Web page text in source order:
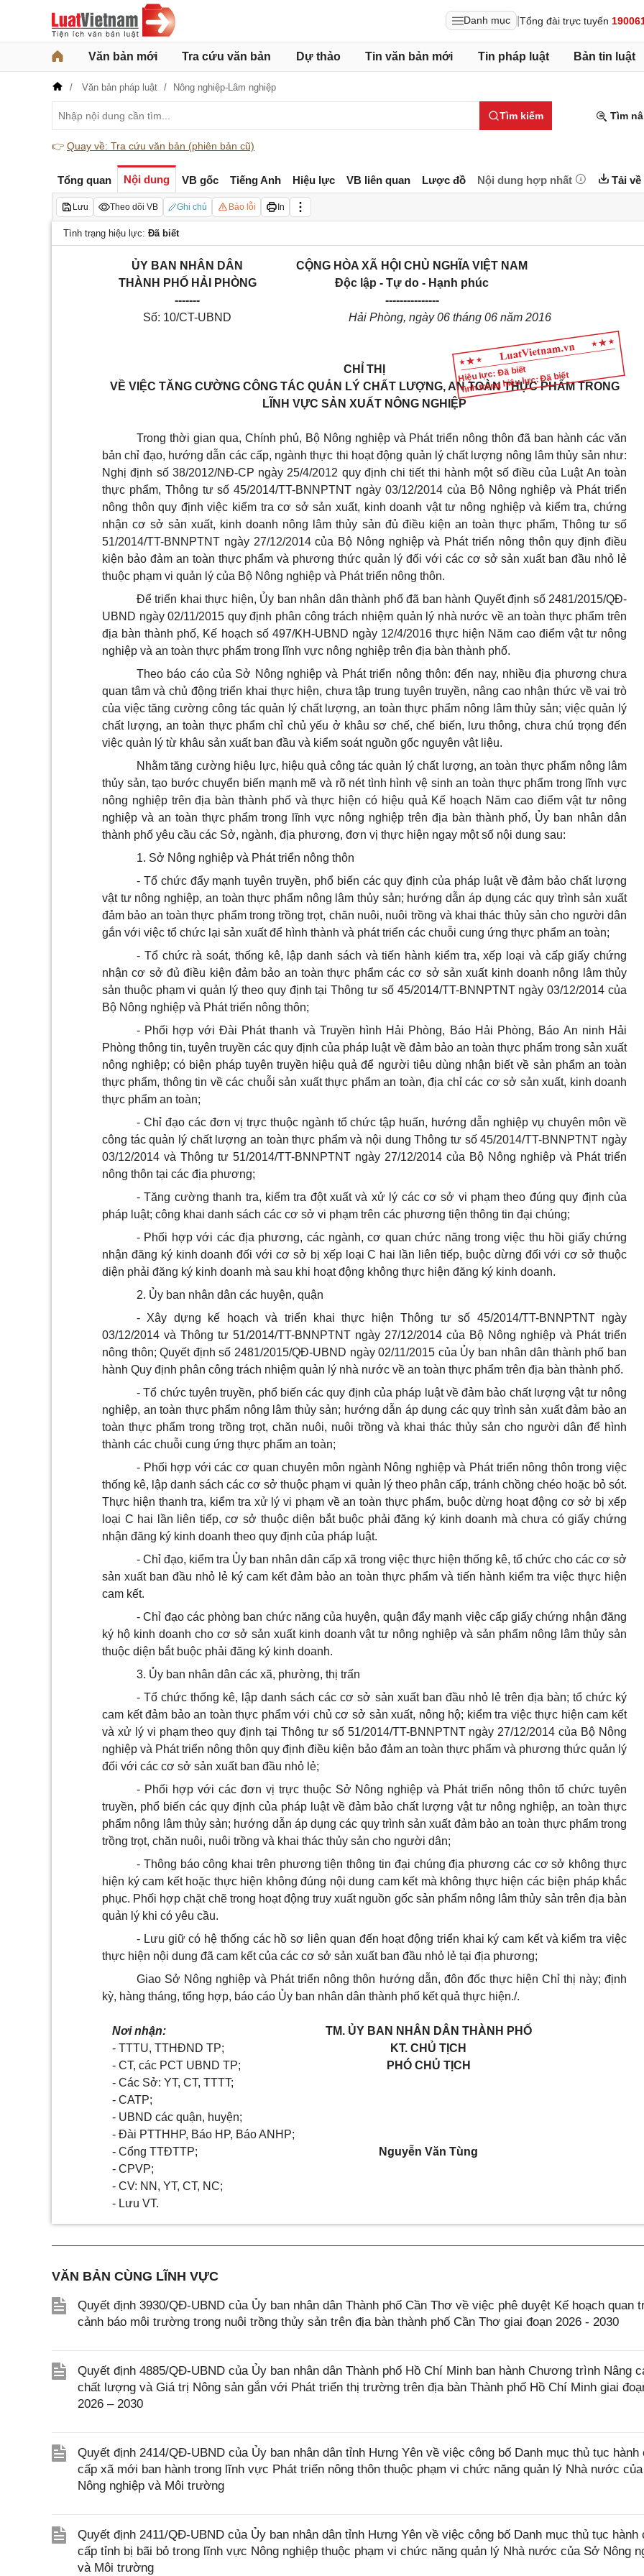
Danh mục Tổng đài trực tuyến
Văn bản mới Tra cứu văn bản Dự thảo Tin văn bản mới Tin pháp luật Bản tin luật
Văn bản pháp luật Nông nghiệp-Lâm nghiệp
Tìm kiếm Tìm
👉 Quay về: Tra cứu văn bản (phiên bản cũ)
Tổng quan Nội dung VB gốc Tiếng Anh Hiệu lực VB liên quan Lược đồ Nội dung hợp nhất Tải về
Lưu Theo dõi VB Ghi chú Báo lỗi In
Tình trạng hiệu lực: Đã biết
Hiệu lực: Đã biết
Tình trạng hiệu lực: Đã biết
ỦY BAN NHÂN DÂN
THÀNH PHỐ HẢI PHÒNG
-------
Số: 10/CT-UBND
CỘNG HÒA XÃ HỘI CHỦ NGHĨA VIỆT NAM
Độc lập - Tự do - Hạnh phúc
---------------
Hải Phòng, ngày06 tháng 06 năm 2016
CHỈ THỊ
VỀ VIỆC TĂNG CƯỜNG CÔNG TÁC QUẢN LÝ CHẤT LƯỢNG, AN TOÀN THỰC PHẨM TRONG
LĨNH VỰC SẢN XUẤT NÔNG NGHIỆP
Trong thời gian qua, Chính phủ, Bộ Nông nghiệp và Phát triển nông thôn đã ban hành các văn
bản chỉ đạo, hướng dẫn các cấp, ngành thực thi hoạt động quản lý chất lượng nông lâm thủy sản như:
Nghị định số 38/2012/NĐ-CP ngày 25/4/2012 quy định chi tiết thi hành một số điều của Luật An toàn
thực phẩm, Thông tư số 45/2014/TT-BNNPTNT ngày 03/12/2014 của Bộ Nông nghiệp và Phát triển
nông thôn quy định việc kiểm tra cơ sở sản xuất, kinh doanh vật tư nông nghiệp và kiểm tra, chứng
nhận cơ sở sản xuất, kinh doanh nông lâm thủy sản đủ điều kiện an toàn thực phẩm, Thông tư số
51/2014/TT-BNNPTNT ngày 27/12/2014 của Bộ Nông nghiệp và Phát triển nông thôn quy định điều
kiện bảo đảm an toàn thực phẩm và phương thức quản lý đối với các cơ sở sản xuất ban đầu nhỏ lẻ
thuộc phạm vi quản lý của Bộ Nông nghiệp và Phát triển nông thôn.
Để triển khai thực hiện, Ủy ban nhân dân thành phố đã ban hành Quyết định số 2481/2015/QĐ-
UBND ngày 02/11/2015 quy định phân công trách nhiệm quản lý nhà nước về an toàn thực phẩm trên
địa bàn thành phố, Kế hoạch số 497/KH-UBND ngày 12/4/2016 thực hiện Năm cao điểm vật tư nông
nghiệp và an toàn thực phẩm trong lĩnh vực nông nghiệp trên địa bàn thành phố.
Theo báo cáo của Sở Nông nghiệp và Phát triển nông thôn: đến nay, nhiều địa phương chưa
quan tâm và chủ động triển khai thực hiện, chưa tập trung tuyên truyền, nâng cao nhận thức về vai trò
của việc tăng cường công tác quản lý chất lượng, an toàn thực phẩm nông lâm thủy sản; việc quản lý
chất lượng, an toàn thực phẩm chỉ chủ yếu ở khâu sơ chế, chế biến, lưu thông, chưa chú trọng đến
việc quản lý từ khâu sản xuất ban đầu và kiểm soát nguồn gốc nguyên vật liệu.
Nhằm tăng cường hiệu lực, hiệu quả công tác quản lý chất lượng, an toàn thực phẩm nông lâm
thủy sản, tạo bước chuyển biến mạnh mẽ và rõ nét tình hình vệ sinh an toàn thực phẩm trong lĩnh vực
nông nghiệp trên địa bàn thành phốvà thực hiện có hiệu quả Kế hoạch Năm cao điểm vật tư nông
nghiệp và an toàn thực phẩm trong lĩnh vực nông nghiệp trên địa bàn thành phố, Ủy ban nhân dân
thành phố yêu cầu các Sở, ngành, địa phương, đơn vị thực hiện ngay một số nội dung sau:
1. Sở Nông nghiệp và Phát triển nông thôn
- Tổ chức đẩy mạnh tuyên truyền, phổ biến các quy định của pháp luật về đảm bảo chất lượng
vật tư nông nghiệp, an toàn thực phẩm nông lâm thủy sản; hướng dẫn áp dụng các quy trình sản xuất
đảm bảo an toàn thực phẩm trong trồng trọt, chăn nuôi, nuôi trồng và khai thác thủy sản cho người dân
gắn với việc tổ chức lại sản xuất để hình thành và phát triển các chuỗi cung ứng thực phẩm an toàn;
- Tổ chức rà soát, thống kê, lập danh sách và tiến hành kiểm tra, xếp loại và cấp giấy chứng
nhận cơ sở đủ điều kiện đảm bảo an toàn thực phẩm các cơ sở sản xuất kinh doanh nông lâm thủy
sản thuộc phạm vi quản lý theo quy định tại Thông tư số 45/2014/TT-BNNPTNT ngày 03/12/2014 của
Bộ Nông nghiệp và Phát triển nông thôn;
- Phối hợp với Đài Phát thanh và Truyền hình Hải Phòng, Báo Hải Phòng, Báo An ninh Hải
Phòng thông tin, tuyên truyền các quy định của pháp luật về đảm bảo an toàn thực phẩm trong sản xuất
nông nghiệp; có biện pháp tuyên truyền hiệu quả để người tiêu dùng nhận biết về sản phẩm an toàn
thực phẩm, thông tin về các chuỗi sản xuất thực phẩm an toàn, địa chỉ các cơ sở sản xuất, kinh doanh
thực phẩm an toàn;
- Chỉ đạo các đơn vị trực thuộc ngành tổ chức tập huấn, hướng dẫn nghiệp vụ chuyên môn về
công tác quản lý chất lượng an toàn thực phẩm và nội dung Thông tư số 45/2014/TT-BNNPTNT ngày
03/12/2014 và Thông tư 51/2014/TT-BNNPTNT ngày 27/12/2014 của Bộ Nông nghiệp và Phát triển
nông thôn tại các địa phương;
- Tăng cường thanh tra, kiểm tra đột xuất và xử lý các cơsở vi phạm theo đúng quy định của
pháp luật; công khai danh sách các cơ sở vi phạm trên các phương tiện thông tin đại chúng;
- Phối hợp với các địa phương, các ngành, cơ quan chức năng trong việc thu hồi giấy chứng
nhận đăng ký kinh doanh đối với cơ sở bị xếp loại C hai lần liên tiếp, buộc dừng đối với cơ sở thuộc
diện phải đăng ký kinh doanh mà sau khi hoạt động không thực hiện đăng ký kinh doanh.
2. Ủy ban nhân dân các huyện, quận
- Xây dựng kế hoạch và triển khai thực hiện Thông tư số 45/2014/TT-BNNPTNT ngày
03/12/2014 và Thông tư 51/2014/TT-BNNPTNT ngày 27/12/2014 của Bộ Nông nghiệp và Phát triển
nông thôn; Quyết định số 2481/2015/QĐ-UBND ngày 02/11/2015 của Ủy ban nhân dân thành phố ban
hành Quy định phân công trách nhiệm quản lý nhà nước về an toàn thực phẩm trên địa bàn thành phố.
- Tổ chức tuyên truyền, phổ biến các quy định của pháp luật về đảm bảo chất lượng vật tư nông
nghiệp, an toàn thực phẩm nông lâm thủy sản; hướng dẫn áp dụng các quy trình sản xuất đảm bảo an
toàn thực phẩm trong trồng trọt, chăn nuôi, nuôi trồng và khai thác thủy sản cho người dân để hình
thành các chuỗi cung ứng thực phẩm an toàn;
- Phối hợp với các cơ quan chuyên môn ngành Nông nghiệp và Phát triển nông thôn trong việc
thống kê, lập danh sách các cơ sở thuộc phạm vi quản lý theo phân cấp, tránh chồng chéo hoặc bỏ sót.
Thực hiện thanh tra, kiểm tra xử lý vi phạm về an toàn thực phẩm, buộc dừng hoạt động cơ sở bị xếp
loại C hai lần liên tiếp, cơ sở thuộc diện bắt buộc phải đăng ký kinh doanh mà chưa có giấy chứng
nhận đăng ký kinh doanh theo quy định của pháp luật.
- Chỉ đạo, kiểm tra Ủy ban nhân dân cấp xã trong việc thực hiện thống kê, tổ chứccho các cơsở
sản xuất ban đầu nhỏ lẻ ký cam kết đảm bảo an toàn thực phẩmvà tiến hành kiểm tra việc thực hiện
cam kết.
- Chỉ đạo các phòng ban chức năng của huyện, quận đẩy mạnh việc cấp giấy chứng nhận đăng
ký hộ kinh doanh cho cơ sở sản xuất kinh doanh vật tư nông nghiệp và sản phẩm nông lâm thủy sản
thuộc diện bắt buộc phải đăng ký kinh doanh.
3. Ủy ban nhân dân các xã, phường, thị trấn
- Tổ chức thống kê, lập danh sách các cơsở sản xuất ban đầu nhỏ lẻ trên địa bàn; tổ chức ký
cam kết đảm bảo an toàn thực phẩmvới chủ cơ sở sản xuất, nông hộ; kiểm tra việc thực hiện cam kết
và xử lývi phạm theo quy định tại Thông tư số 51/2014/TT-BNNPTNT ngày 27/12/2014 của Bộ Nông
nghiệp và Phát triển nông thôn quy định điều kiện bảo đảm an toàn thực phẩm và phương thức quản lý
đối với các cơ sở sản xuất ban đầu nhỏ lẻ;
- Phối hợp với các đơn vị trực thuộc Sở Nông nghiệp và Phát triển nông thôn tổ chức tuyên
truyền, phổ biến các quy định của pháp luật về đảm bảo chất lượng vật tư nông nghiệp, an toàn thực
phẩm nông lâm thủy sản; hướng dẫn áp dụng các quy trình sản xuất đảm bảo an toàn thực phẩm trong
trồng trọt, chăn nuôi, nuôi trồng và khai thác thủy sản cho người dân;
- Thông báo công khai trên phương tiện thông tin đại chúng địa phương các cơsở không thực
hiện ký cam kết hoặc thực hiện không đúng nội dung cam kết mà không thực hiện các biện pháp khắc
phục. Phối hợp chặt chẽ trong hoạt động truy xuất nguồn gốc sản phẩm nông lâm thủy sản trên địa bàn
quản lý khi có yêu cầu.
- Lưu giữ có hệ thống các hồ sơ liên quan đến hoạt động triển khai ký cam kết và kiểm tra việc
thực hiện nội dung đã cam kết của các cơ sở sản xuất ban đầu nhỏ lẻ tại địa phương;
Giao Sở Nông nghiệp và Phát triển nông thôn hướng dẫn, đôn đốc thực hiện Chỉ thị này; định
kỳ, hàng tháng, tổng hợp, báo cáo Ủy ban nhân dân thành phố kết quả thực hiện./.
Nơi nhận:
- TTTU, TTHĐND TP;
- CT, các PCT UBND TP;
- Các Sở: YT, CT, TTTT;
- CATP;
- UBND các quận, huyện;
- Đài PTTHHP, Báo HP, Báo ANHP;
- Cổng TTĐTTP;
- CPVP;
- CV: NN, YT, CT, NC;
- Lưu VT.
TM. ỦY BAN NHÂN DÂN THÀNH PHỐ
KT. CHỦ TỊCH
PHÓ CHỦ TỊCH
Nguyễn Văn Tùng
VĂN BẢN CÙNG LĨNH VỰC
Quyết định 3930/QĐ-UBND của Ủy ban nhân dân Thành phố Cần Thơ về việc phê duyệt Kế hoạch quan
cảnh báo môi trường trong nuôi trồng thủy sản trên địa bàn thành phố Cần Thơ giai đoạn 2026 - 2030
Quyết định 4885/QĐ-UBND của Ủy ban nhân dân Thành phố Hồ Chí Minh ban hành Chương trình Nâng
chất lượng và Giá trị Nông sản gắn với Phát triển thị trường trên địa bàn Thành phố Hồ Chí Minh giai
2026 – 2030
Quyết định 2414/QĐ-UBND của Ủy ban nhân dân tỉnh Hưng Yên về việc công bố Danh mục thủ tục hành
cấp xã mới ban hành trong lĩnh vực Phát triển nông thôn thuộc phạm vi chức năng quản lý Nhà nước
Nông nghiệp và Môi trường
Quyết định 2411/QĐ-UBND của Ủy ban nhân dân tỉnh Hưng Yên về việc công bố Danh mục thủ tục hành
cấp tỉnh bị bãi bỏ trong lĩnh vực Nông nghiệp thuộc phạm vi chức năng quản lý Nhà nước của Sở Nông
và Môi trường